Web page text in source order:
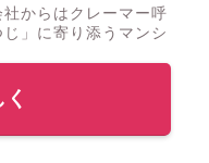
からはクレーマー呼
」に寄り添うマンシ